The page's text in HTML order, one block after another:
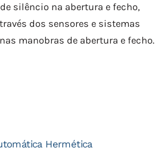
silêncio na abertura e fecho,
dos sensores e sistemas
manobras de abertura e fecho.
Hermética